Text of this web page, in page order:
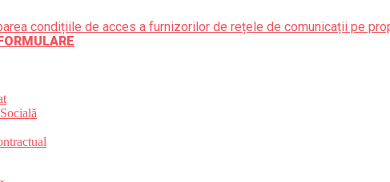
condițiile de acces a furnizorilor de rețele de comunicații pe